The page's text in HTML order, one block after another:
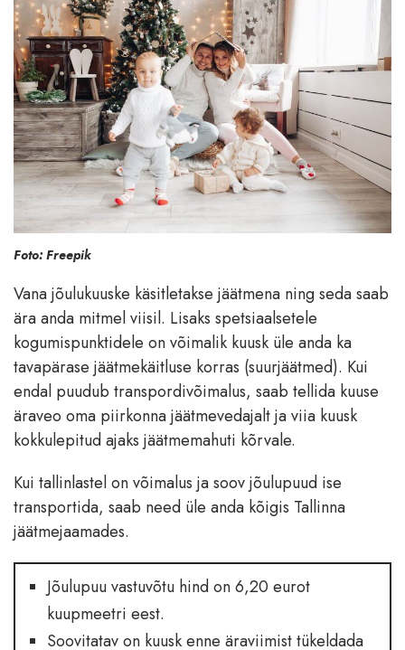
Foto: Freepik
Vana jõulukuuske käsitletakse jäätmena ning seda saab
ära anda mitmel viisil. Lisaks spetsiaalsetele
kogumispunktidele on võimalik kuusk üle anda ka
tavapärase jäätmekäitluse korras (suurjäätmed). Kui
endal puudub transpordivõimalus, saab tellida kuuse
äraveo oma piirkonna jäätmevedajalt ja viia kuusk
kokkulepitud ajaks jäätmemahuti kõrvale.
Kui tallinlastel on võimalus ja soov jõulupuud ise
transportida, saab need üle anda kõigis Tallinna
jäätmejaamades.
Jõulupuu vastuvõtu hind on 6,20 eurot
kuupmeetri eest.
Soovitatav on kuusk enne äraviimist tükeldada